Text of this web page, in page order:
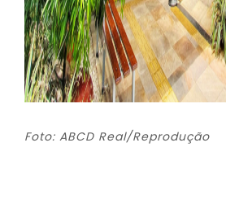
Foto: ABCD Real/Reprodução